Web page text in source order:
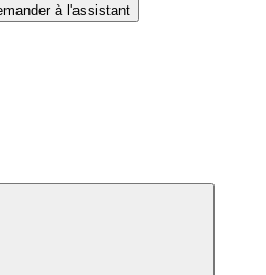
à l'assistant